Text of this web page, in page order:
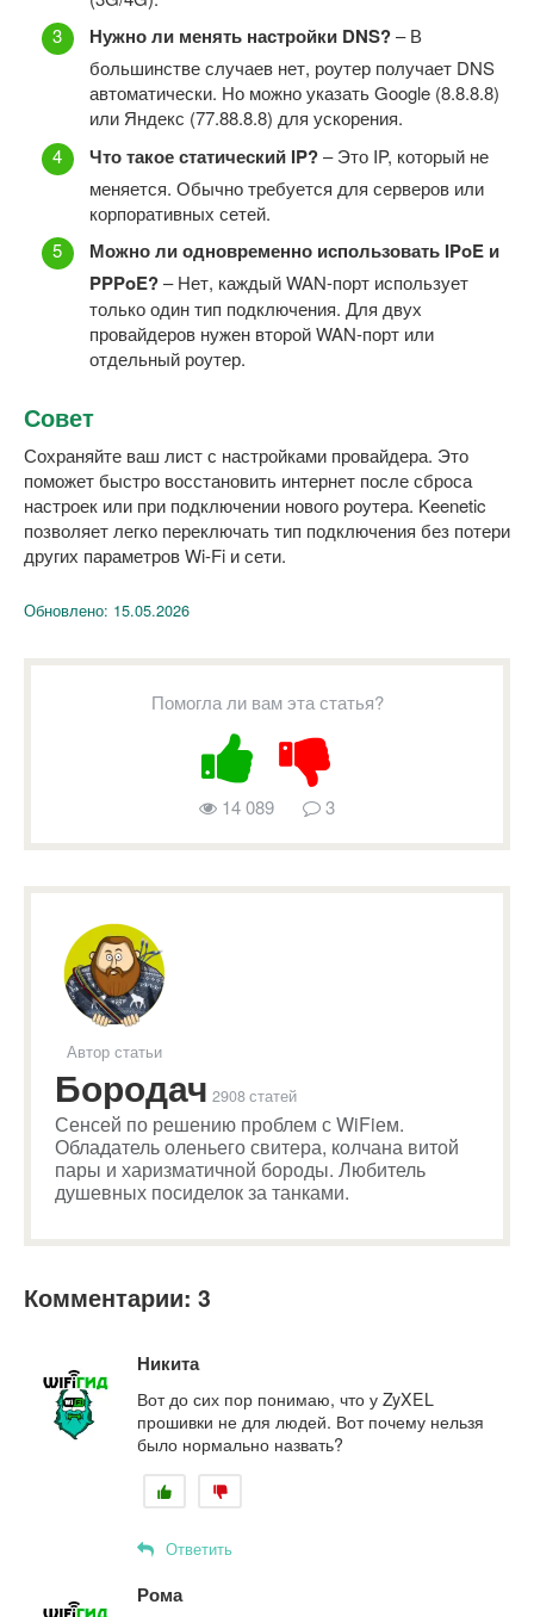
Нужно ли менять настройки DNS?– В
большинстве случаев нет, роутер получает DNS
автоматически. Но можно указать Google (8.8.8.8)
или Яндекс (77.88.8.8) для ускорения.
Что такое статический IP?– Это IP, который не
меняется. Обычно требуется для серверов или
корпоративных сетей.
Можно ли одновременно использовать IPoE и
PPPoE?– Нет, каждый WAN-порт использует
только один тип подключения. Для двух
провайдеров нужен второй WAN-порт или
отдельный роутер.
Совет
Сохраняйте ваш лист с настройками провайдера. Это
поможет быстро восстановить интернет после сброса
настроек или при подключении нового роутера. Keenetic
позволяет легко переключать тип подключения без потери
других параметров Wi-Fi и сети.
Обновлено: 15.05.2026
Помогла ли вам эта статья?
14 089 3
Автор статьи
Бородач 2908 статей
Сенсей по решению проблем с WiFiем.
Обладатель оленьего свитера, колчана витой
пары и харизматичной бороды. Любитель
душевных посиделок за танками.
Комментарии: 3
Никита
Вот до сих пор понимаю, что у ZyXEL
прошивки не для людей. Вот почему нельзя
было нормально назвать?
Ответить
Рома